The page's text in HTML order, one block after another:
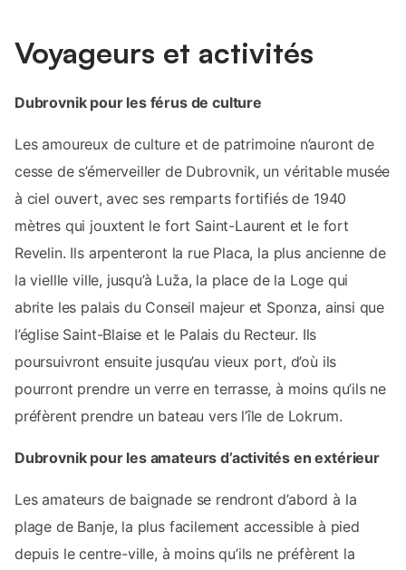
Voyageurs et activités
Dubrovnik pour les férus de culture
Les amoureux de culture et de patrimoine n’auront de
cesse de s’émerveiller de Dubrovnik, un véritable musée
à ciel ouvert, avec ses remparts fortifiés de 1940
mètres qui jouxtent le fort Saint-Laurent et le fort
Revelin. Ils arpenteront la rue Placa, la plus ancienne de
la viellle ville, jusqu’à Luža, la place de la Loge qui
abrite les palais du Conseil majeur et Sponza, ainsi que
l’église Saint-Blaise et le Palais du Recteur. Ils
poursuivront ensuite jusqu’au vieux port, d’où ils
pourront prendre un verre en terrasse, à moins qu’ils ne
préfèrent prendre un bateau vers l’île de Lokrum.
Dubrovnik pour les amateurs d’activités en extérieur
Les amateurs de baignade se rendront d’abord à la
plage de Banje, la plus facilement accessible à pied
depuis le centre-ville, à moins qu’ils ne préfèrent la